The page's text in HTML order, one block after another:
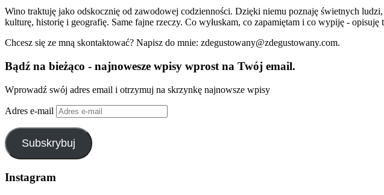
Wino traktuję jako odskocznię od zawodowej codzienności. Dzięki niemu poznaję świetnych
kulturę, historię i geografię. Same fajne rzeczy. Co wyłuskam, co zapamiętam i co wypiję -
Chcesz się ze mną skontaktować? Napisz do mnie: zdegustowany@zdegustowany.com.
Bądź na bieżąco - najnowesze wpisy wprost na Twój email.
Wprowadź swój adres email i otrzymuj na skrzynkę najnowsze wpisy
Adres e-mail
Subskrybuj
Instagram